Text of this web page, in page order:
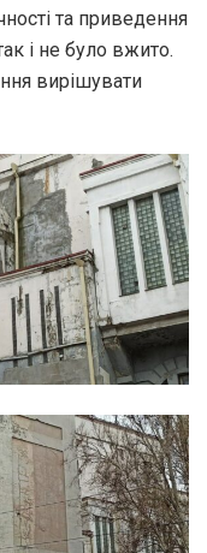
та приведення
і не було вжито.
вирішувати